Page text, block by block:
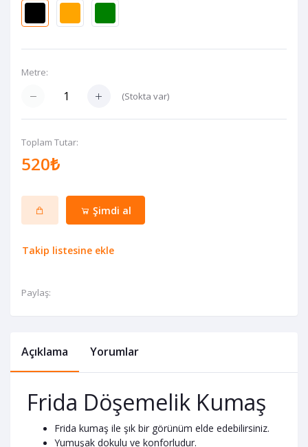
Metre:
(Stokta var)
Toplam Tutar:
520₺
Şimdi al
Takip listesine ekle
Paylaş:
Açıklama Yorumlar
Frida Döşemelik Kumaş
Frida kumaş ile şık bir görünüm elde edebilirsiniz.
Yumuşak dokulu ve konforludur.